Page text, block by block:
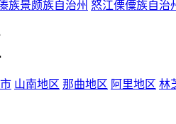
族景颇族自治州 怒江傈僳族自治
山南地区 那曲地区 阿里地区 林